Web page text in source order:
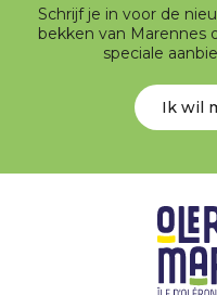
Schrijf je in voor de
bekken van Marennes
speciale
Ik wil